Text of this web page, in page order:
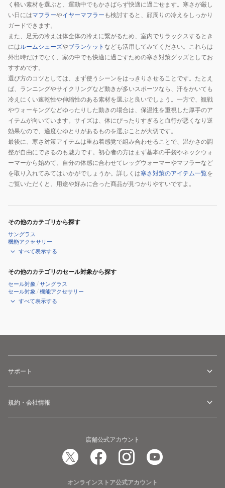
く軽い素材を選ぶと、運動中でもかさばらず快適に過ごせます。寒さが厳し
い日にはマフラーやイヤーマフラー も検討すると、顔周りの冷えをしっかり
ガードできます。
また、足元の冷えは体全体の冷えに繋がるため、室内でリラックスするとき
にはルームシューズやブランケット なども活用してみてください。これらは
外出時だけでなく、家の中でも快適に過ごすための寒さ対策グッズとしてお
すすめです。
選び方のコツとしては、まず使うシーンをはっきりさせることです。たとえ
ば、ランニングやサイクリングなど動きが多いスポーツなら、汗をかいても
冷えにくい速乾性や伸縮性のある素材を選ぶと良いでしょう。一方で、観戦
やウォーキングなどゆったりした動きの場合は、保温性を重視した厚手のア
イテムが向いています。サイズは、体にぴったりすぎると血行が悪くなり逆
効果なので、適度なゆとりがあるものを選ぶことが大切です。
最後に、寒さ対策アイテムは重ね着感覚で組み合わせることで、温かさの調
整が自由にできるのも魅力です。初心者の方はまず基本の手袋やネックウォ
ーマーから始めて、自分の体感に合わせてレッグウォーマーやマフラーなど
を取り入れてみてはいかがでしょうか。詳しくは寒さ対策のアイテム一覧を
ご覧いただくと、用途や好みに合った商品が見つかりやすいですよ。
その他のカテゴリから探す
サングラス
機能アクセサリー
すべて表示する
その他のカテゴリのセール対象から探す
セール対象 /サングラス
セール対象 /機能アクセサリー
すべて表示する
サポート
規約・会社情報
店舗公式アカウント
オンラインストア公式アカウント